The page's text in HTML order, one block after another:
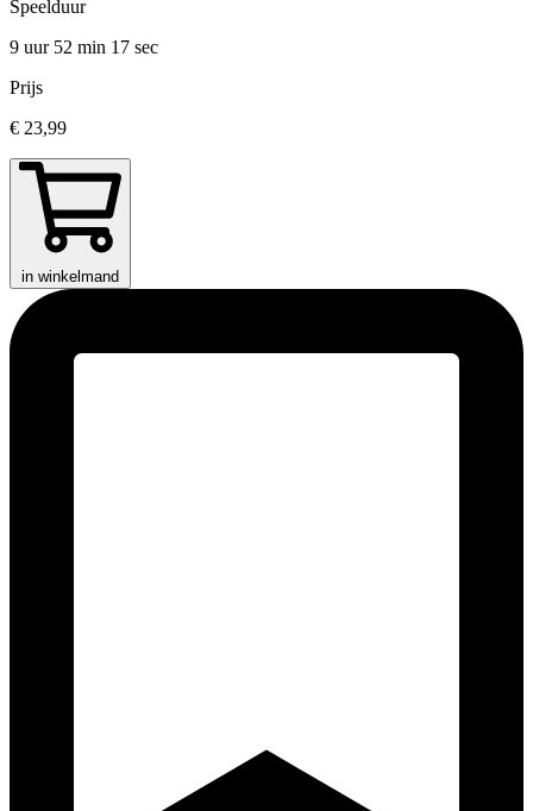
Speelduur
9 uur 52 min 17 sec
Prijs
€ 23,99
in winkelmand